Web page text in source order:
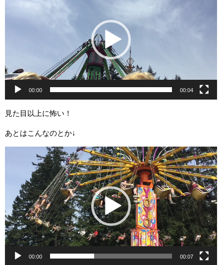
00:00 00:04
見た目以上に怖い！
あとはこんなのとか↓
ヤ
ー
00:00 00:07